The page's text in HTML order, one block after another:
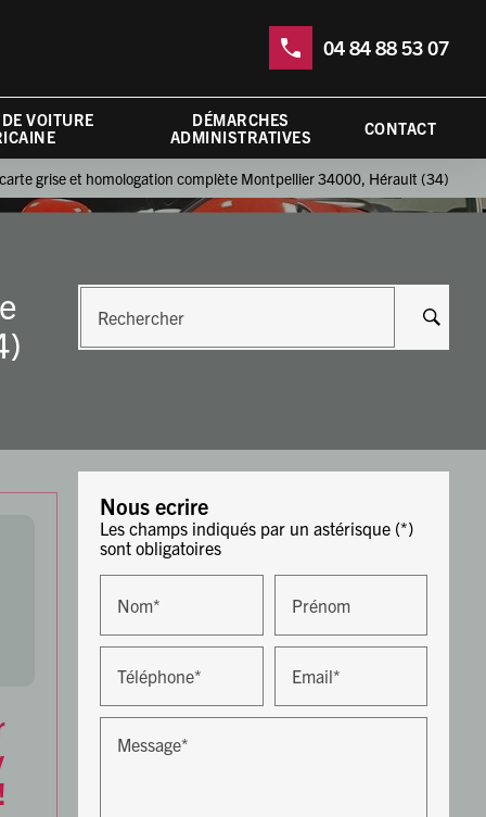
04 84 88 53 07
VOITURE
DÉMARCHES
ADMINISTRATIVES
CONTACT
grise et homologation complète Montpellier 34000, Hérault (34)
Rechercher
Nous ecrire
Les champs indiqués par un astérisque (*)
sont obligatoires
Nom* Prénom
Téléphone* Email*
Message*